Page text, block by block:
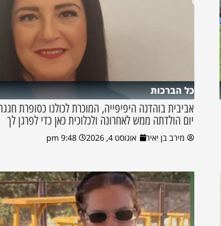
כל הברכות
אביבית בוהדנה היפיפייה, המוכרת לכולנו כסופרת
יום הולדתה ממש לאחרונה ולכלוכית כאן כדי לפרגן לך
מירב בן יאיר אוגוסט 4, 2026 9:48 pm